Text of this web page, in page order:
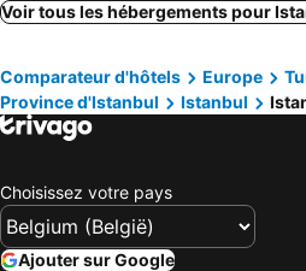
Voir tous les hébergements pour
Comparateur d'hôtels Europe
Province d'Istanbul
Istanbul
Choisissez votre pays
Ajouter sur Google